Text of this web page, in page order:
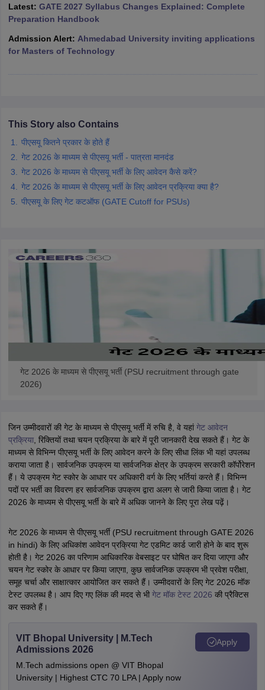
M.Arch Colleges in India
Accepting GATE
Engineering Colleges in India Accepting AP EAMCET
Engineering Colleges in Mumbai
HandbookJEE Main 2027 How to Start JEE Preparation
Top 200 Questions For BITSAT English Proficiency & Logical
April 11 Memory Based Questions PDFMost Scoring Concepts For
and AutomationHow to Crack GATE?Best Books for GATE
Latest: GATE 2027 Syllabus Changes Explained: Complete
Preparation Handbook
Admission Alert: Ahmedabad University inviting applications
for Masters of Technology
This Story also Contains
पीएसयू कितने प्रकार के होते हैं
गेट 2026 के माध्यम से पीएसयू भर्ती - पात्रता मानदंड
गेट 2026 के माध्यम से पीएसयू भर्ती के लिए आवेदन कैसे करें?
गेट 2026 के माध्यम से पीएसयू भर्ती के लिए आवेदन प्रक्रिया क्या है?
पीएसयू के लिए गेट कटऑफ (GATE Cutoff for PSUs)
गेट 2026 के माध्यम से पीएसयू भर्ती (PSU recruitment through gate
2026)
जिन उम्मीदवारों की गेट के माध्यम से पीएसयू भर्ती में रुचि है, वे यहां गेट आवेदन
प्रक्रिया, रिक्तियों तथा चयन प्रक्रिया के बारे में पूरी जानकारी देख सकते हैं। गेट के
माध्यम से विभिन्न पीएसयू भर्ती के लिए आवेदन करने के लिए सीधा लिंक भी यहां उपलब्ध
कराया जाता है। सार्वजनिक उपक्रम या सार्वजनिक क्षेत्र के उपक्रम सरकारी कॉर्पोरेशन
हैं। ये उपक्रम गेट स्कोर के आधार पर अधिकारी वर्ग के लिए भर्तियां करते हैं। विभिन्न
पदों पर भर्ती का विवरण हर सार्वजनिक उपक्रम द्वारा अलग से जारी किया जाता है। गेट
2026 के माध्यम से पीएसयू भर्ती के बारे में अधिक जानने के लिए पूरा लेख पढ़ें।
गेट 2026 के माध्यम से पीएसयू भर्ती (PSU recruitment through GATE 2026
in hindi) के लिए अधिकांश आवेदन प्रक्रिया गेट एडमिट कार्ड जारी होने के बाद शुरू
होती है। गेट 2026 का परिणाम आधिकारिक वेबसाइट पर घोषित कर दिया जाएगा और
चयन गेट स्कोर के आधार पर किया जाएगा, कुछ सार्वजनिक उपक्रम भी प्रवेश परीक्षा,
समूह चर्चा और साक्षात्कार आयोजित कर सकते हैं। उम्मीदवारों के लिए गेट 2026 मॉक
टेस्ट उपलब्ध है। आप दिए गए लिंक की मदद से भी गेट मॉक टेस्ट 2026 की प्रैक्टिस
कर सकते हैं।
VIT Bhopal University | M.Tech
Admissions 2026
M.Tech admissions open @ VIT Bhopal
University | Highest CTC 70 LPA | Apply now
Apply